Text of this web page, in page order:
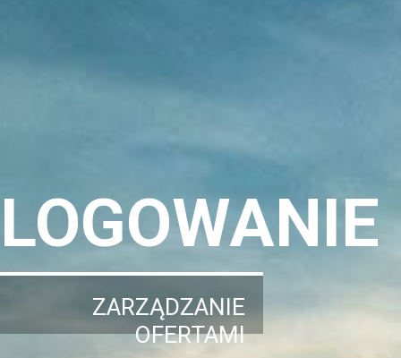
LOGOWANIE
ZARZĄDZANIE
OFERTAMI